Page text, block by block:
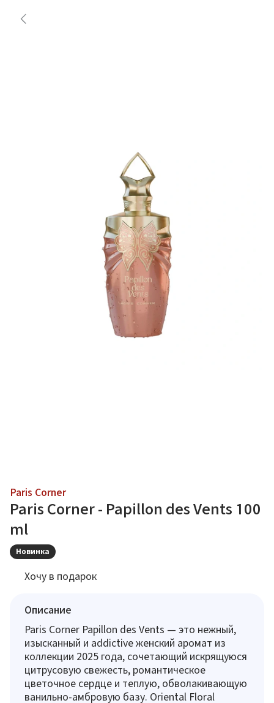
Paris Corner
Paris Corner - Papillon des Vents 100
ml
Новинка
Хочу в подарок
Описание
Paris Corner Papillon des Vents — это нежный,
изысканный и addictive женский аромат из
коллекции 2025 года, сочетающий искрящуюся
цитрусовую свежесть, романтическое
цветочное сердце и теплую, обволакивающую
ванильно-амбровую базу. Oriental Floral